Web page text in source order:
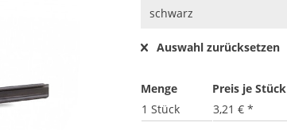
Auswahl zurücksetzen
Menge Preis je Stück
1 Stück
3,21 € *